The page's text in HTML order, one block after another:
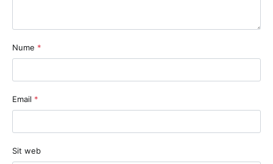
Nume *
Email *
Sit web